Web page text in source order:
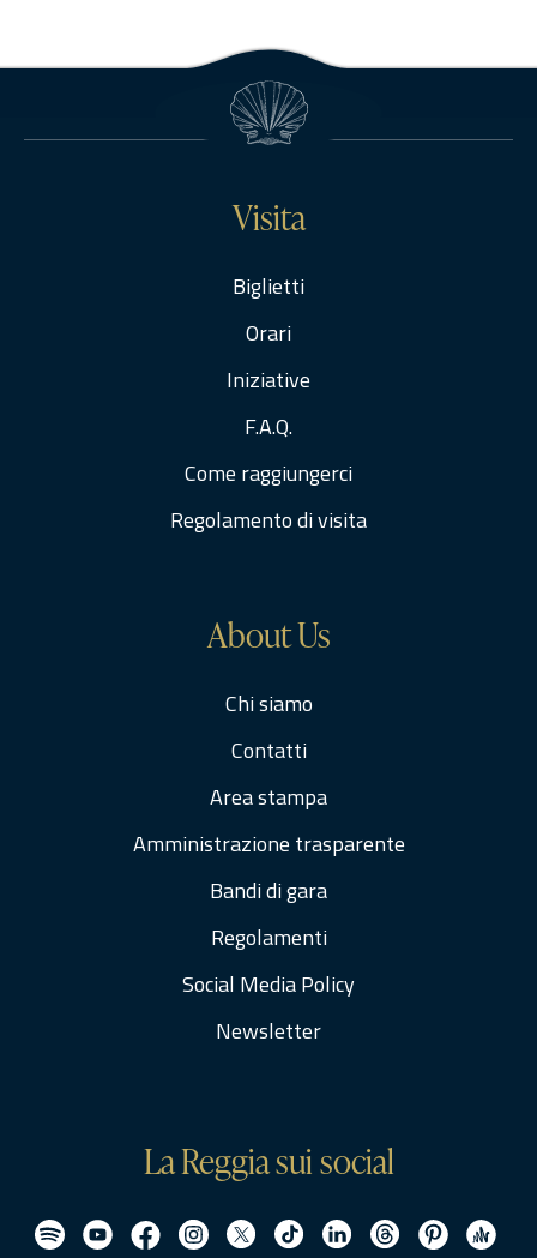
01382630471 – ITAndreozzi Maurizio – ITAnna Arcudi P.I….
Visita
Biglietti
Orari
Iniziative
F.A.Q.
Come raggiungerci
Regolamento di visita
About Us
Chi siamo
Contatti
Area stampa
Amministrazione trasparente
Bandi di gara
Regolamenti
Social Media Policy
Newsletter
La Reggia sui social